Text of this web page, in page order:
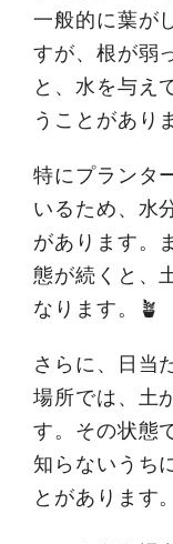
一般的に葉が
すが、根が弱
と、水を与え
うことがあり
特にプランタ
いるため、水
があります。
態が続くと、
なります。🪴
さらに、日当
場所では、土
す。その状態
知らないうち
とがあります